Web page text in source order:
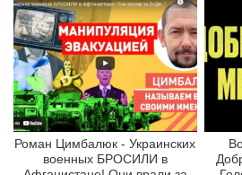
Роман Цимбалюк - Украинских
военных БРОСИЛИ в